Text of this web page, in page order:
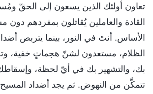
تعاون أولئك الذين يسعون إلى الحقّ
القادة والعاملين يُقاتلون بمفردهم
الأساس. أنتَ في النور، بينما يتربص
الظلام، مستعدون لشنّ هجماتٍ خفية،
بك، والتشهير بك في أيّ لحظة،
تتمكَّن من النهوض. ثم يجد أضداد